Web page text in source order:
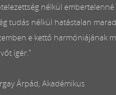
nélkül embertelenné
tudás nélkül hatástalan
e kettő harmóniájának
ígér.”
Árpád, Akadémikus